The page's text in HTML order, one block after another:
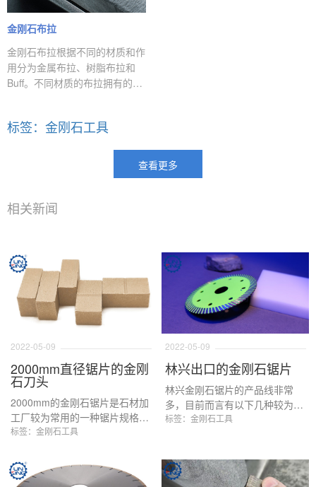
金刚石布拉
金刚石布拉根据不同的材质和作
用分为金属布拉、树脂布拉和
Buff。不同材质的布拉拥有的粒
Buff用于抛光。
标签：金刚石工具
查看更多
相关新闻
2022-05-09
2000mm直径锯片的金刚
石刀头
2000mm的金刚石锯片是石材加
工厂较为常用的一种锯片规格，
主要是因为这样的锯片刚好可以
800*800mm规格的板材非常的
节省石料。
标签：金刚石工具
2022-05-09
林兴出口的金刚石锯片
林兴金刚石锯片的产品线非常
多，目前而言有以下几种较为常
见的锯片用于出口，分别是普通
锯片，钎焊锯片，有序锯片，电
镀锯片以及各类金刚石小切片。
标签：金刚石工具